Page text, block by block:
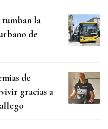
tumban la
de
de
gracias a